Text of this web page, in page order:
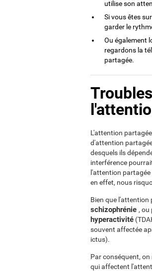
utilise son
Si vous êtes
garder le
Ou également
regardons la
partagée.
L'attention
d'attention
desquels ils
interférence
l'attention
en effet, nous
Bien que l'attention
schizophrénie , ou
hyperactivité
souvent affectée
ictus).
Par conséquent,
qui affectent